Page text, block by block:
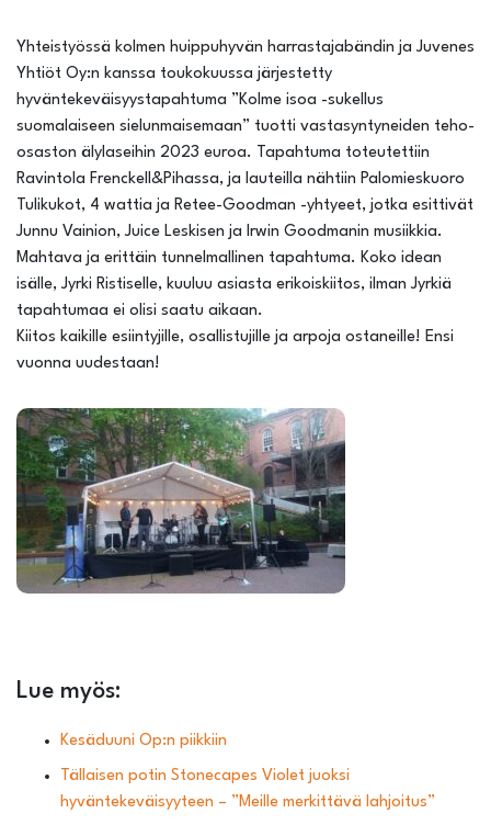
Yhteistyössä kolmen huippuhyvän harrastajabändin ja Juvenes
Yhtiöt Oy:n kanssa toukokuussa järjestetty
hyväntekeväisyystapahtuma ”Kolme isoa -sukellus
suomalaiseen sielunmaisemaan” tuotti vastasyntyneiden teho-
osaston älylaseihin 2023 euroa. Tapahtuma toteutettiin
Ravintola Frenckell&Pihassa, ja lauteilla nähtiin Palomieskuoro
Tulikukot, 4 wattia ja Retee-Goodman -yhtyeet, jotka esittivät
Junnu Vainion, Juice Leskisen ja Irwin Goodmanin musiikkia.
Mahtava ja erittäin tunnelmallinen tapahtuma. Koko idean
isälle, Jyrki Ristiselle, kuuluu asiasta erikoiskiitos, ilman Jyrkiä
tapahtumaa ei olisi saatu aikaan.
Kiitos kaikille esiintyjille, osallistujille ja arpoja ostaneille! Ensi
vuonna uudestaan!
Lue myös:
Kesäduuni Op:n piikkiin
Tällaisen potin Stonecapes Violet juoksi
hyväntekeväisyyteen – ”Meille merkittävä lahjoitus”